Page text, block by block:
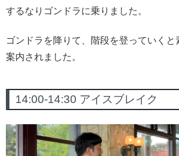
するなりゴンドラに乗りました。
ゴンドラを降りて、階段を登っていくと
案内されました。
14:00-14:30 アイスブレイク